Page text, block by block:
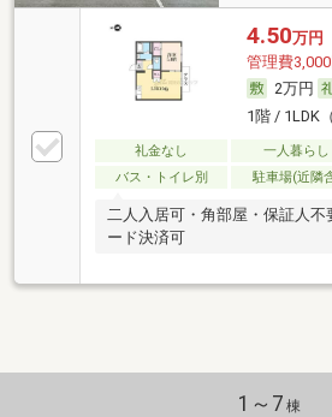
4.50万円
管理費3,000
2万円
1階 / 1LDK
礼金なし 一人暮らし
バス・トイレ別
駐車場(近隣
二人入居可・角部屋・保証人不
ード決済可
1～7 棟